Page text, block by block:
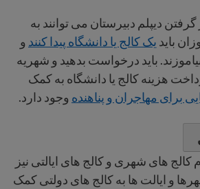
دیپلم دبیرستان می توانند به
باید یک کالج یا دانشگاه پیدا کنند و
باید درخواست بدهید و شهریه
هزینه کالج یا دانشگاه به کمک
برای مهاجران و پناهنده وجود دارد.
کالج های شهری و کالج های ایالتی نیز
و ایالت ها به کالج های دولتی کمک